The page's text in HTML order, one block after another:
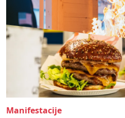
Manifestacije